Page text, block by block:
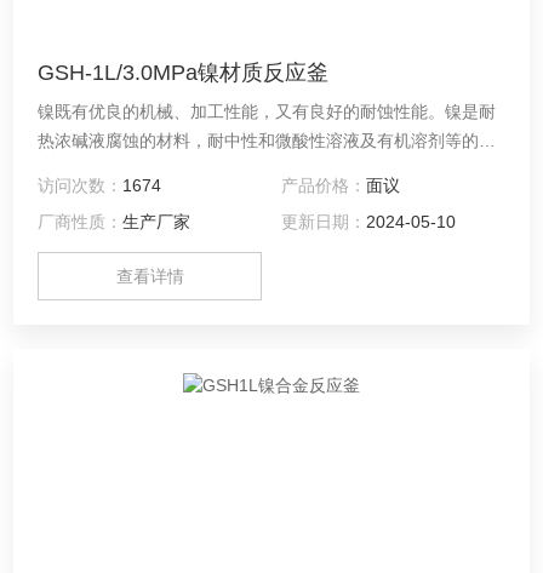
GSH-1L/3.0MPa镍材质反应釜
镍既有优良的机械、加工性能，又有良好的耐蚀性能。镍是耐
热浓碱液腐蚀的材料，耐中性和微酸性溶液及有机溶剂等的腐
质反应釜通常是用镍作薄层衬里或复合板的复层，广泛用于碱
反应行业。
访问次数： 1674 产品价格： 面议
厂商性质：生产厂家 更新日期： 2024-05-10
查看详情